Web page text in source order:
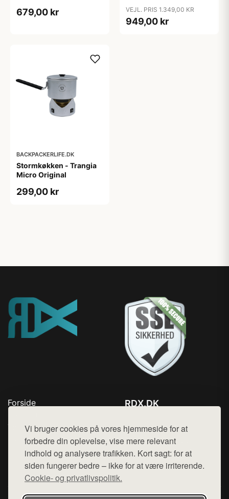
Vi bruger cookies på vores hjemmeside for at
forbedre din oplevelse, vise mere relevant
indhold og analysere trafikken. Kort sagt: for at
siden fungerer bedre – ikke for at være irriterende.
Cookie- og privatlivspolitik.
679,00 kr
personer
VEJL. PRIS 1.349,00 KR
949,00 kr
BACKPACKERLIFE.DK
Stormkøkken - Trangia
Micro Original
299,00 kr
Forside
Top Rabatter
Blog
Kontakt
RDX.DK
Mail: hej@want.dk
Cookie- og privatlivspolitik